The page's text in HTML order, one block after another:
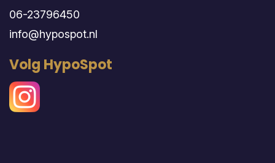
06-23796450
info@hypospot.nl
Volg HypoSpot